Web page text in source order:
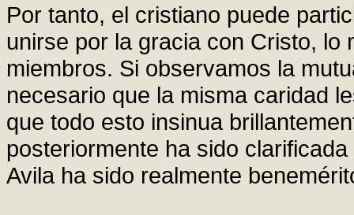
Por tanto, el cristiano puede
unirse por la gracia con Cristo,
miembros. Si observamos la
necesario que la misma caridad
que todo esto insinua
posteriormente ha sido
Avila ha sido realmente